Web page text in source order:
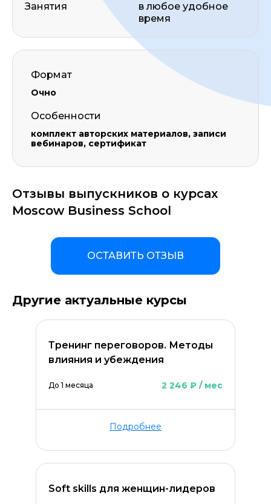
Занятия
в любое удобное
время
Формат
Очно
Особенности
комплект авторских материалов, записи
вебинаров, сертификат
Отзывы выпускников о курсах
Moscow Business School
ОСТАВИТЬ ОТЗЫВ
Другие актуальные курсы
Тренинг переговоров. Методы
влияния и убеждения
До 1 месяца 2 246 ₽ / мес
Подробнее
Soft skills для женщин-лидеров